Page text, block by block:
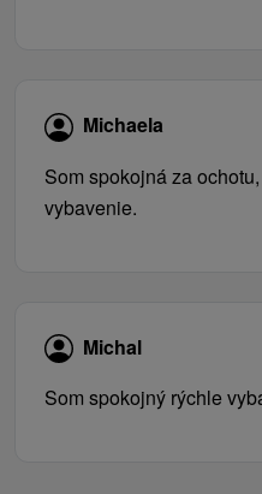
Michaela
Som spokojná za
vybavenie.
Michal
Som spokojný rýchle